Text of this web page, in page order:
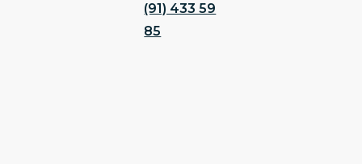
(91) 433 59
85